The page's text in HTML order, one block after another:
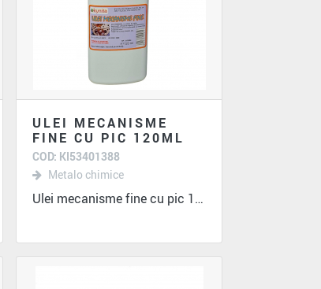
ULEI MECANISME
FINE CU PIC 120ML
COD: KI53401388
Metalo chimice
Ulei mecanisme fine cu pic 120ml Produsul...